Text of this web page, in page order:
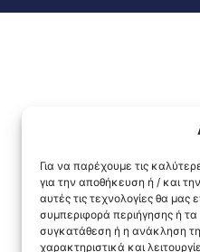
Για να παρέχουμε τις
για την αποθήκευση ή / και
αυτές τις τεχνολογίες θα
συμπεριφορά περιήγησης ή
συγκατάθεση ή η ανάκληση
χαρακτηριστικά και